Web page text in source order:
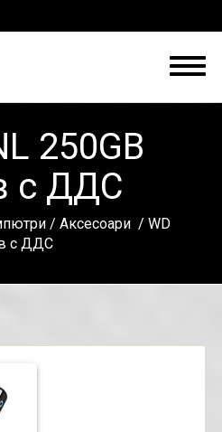
250GB
с ДДС
/ Аксесоари / WD
с ДДС